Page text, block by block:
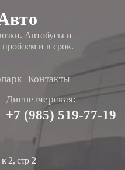
Автобусы и
и в срок.
Контакты
Диспетчерская:
+7 (985) 519-77-19
2, стр 2